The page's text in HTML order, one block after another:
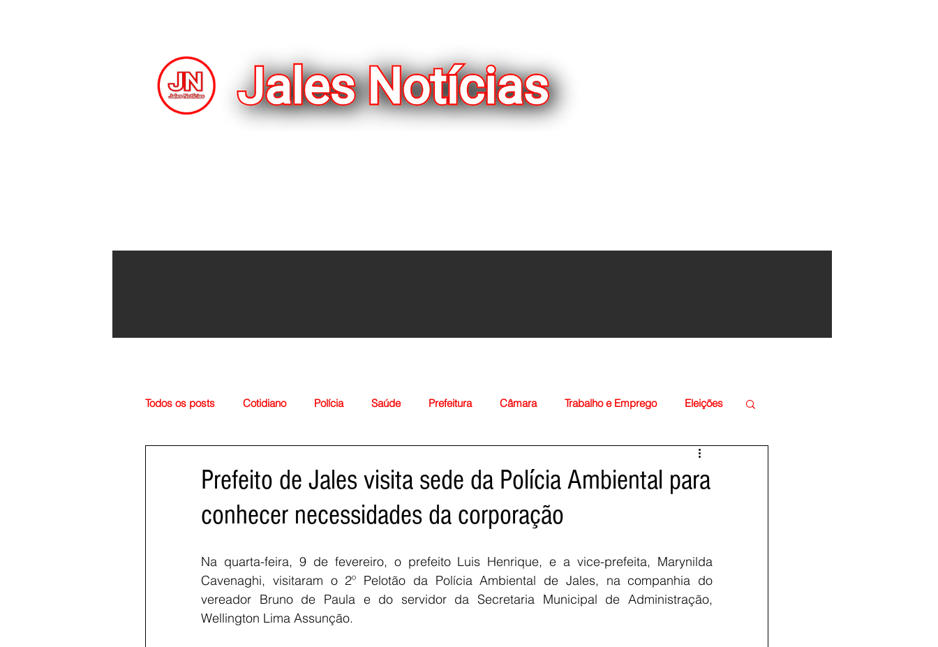
Todos os posts Cotidiano Polícia Saúde Prefeitura Câmara Trabalho e Emprego Eleições
Prefeito de Jales visita sede da Polícia Ambiental para
conhecer necessidades da corporação
Na quarta-feira, 9 de fevereiro, o prefeito Luis Henrique, e a vice-prefeita, Marynilda
Cavenaghi, visitaram o 2º Pelotão da Polícia Ambiental de Jales, na companhia do
vereador Bruno de Paula e do servidor da Secretaria Municipal de Administração,
Wellington Lima Assunção.